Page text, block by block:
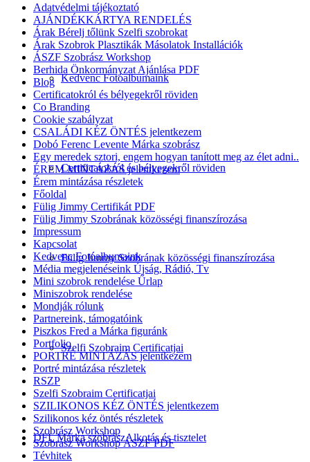
Kedvenc Fotóalbumaink
Certificatokról és bélyegekről röviden
Fülig Jimmy Szobrának közösségi finanszírozása
Szelfi Szobraim Certificatjai
DFL Márka szobrászAlkotás és tisztelet
Adatvédelmi tájékoztató
AJÁNDÉKKÁRTYA RENDELÉS
Árak Bérelj tőlünk Szelfi szobrokat
Árak Szobrok Plasztikák Másolatok Installációk
ÁSZF Szobrász Workshop
Berhida Önkormányzat Ajánlása PDF
Blog
Certificatokról és bélyegekről röviden
Co Branding
Cookie szabályzat
CSALÁDI KÉZ ÖNTÉS jelentkezem
Dobó Ferenc Levente Márka szobrász
Egy meredek sztori, engem hogyan tanított meg az élet adni..
ÉREM MINTÁZÁS jelentkezem
Érem mintázása részletek
Főoldal
Fülig Jimmy Certifikát PDF
Fülig Jimmy Szobrának közösségi finanszírozása
Impressum
Kapcsolat
Kedvenc Fotóalbumaink
Média megjelenéseink Újság, Rádió, Tv
Mini szobrok rendelése Űrlap
Miniszobrok rendelése
Mondják rólunk
Partnereink, támogatóink
Piszkos Fred a Márka figuránk
Portfolio
PORTRÉ MINTÁZÁS jelentkezem
Portré mintázása részletek
RSZP
Szelfi Szobraim Certificatjai
SZILIKONOS KÉZ ÖNTÉS jelentkezem
Szilikonos kéz öntés részletek
Szobrász Workshop
Szobrász Workshop ÁSZF PDF
Tévhitek